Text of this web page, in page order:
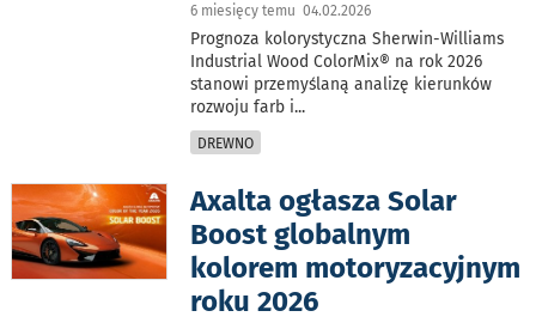
6 miesięcy temu 04.02.2026
Prognoza kolorystyczna Sherwin-Williams
Industrial Wood ColorMix® na rok 2026
stanowi przemyślaną analizę kierunków
rozwoju farb i...
DREWNO
Axalta ogłasza Solar
Boost globalnym
kolorem motoryzacyjnym
roku 2026